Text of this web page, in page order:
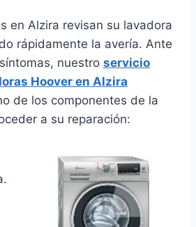
en Alzira revisan su lavadora
rápidamente la avería. Ante
nuestro servicio
Hoover en Alzira
de los componentes de la
a su reparación: